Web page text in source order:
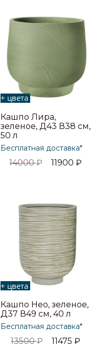
+ цвета
Кашпо Лира,
зеленое, Д43 В38 см,
50 л
Бесплатная доставка*
14000₽ 11900₽
+ цвета
Кашпо Нео, зеленое,
Д37 В49 см, 40 л
Бесплатная доставка*
13500₽ 11475₽